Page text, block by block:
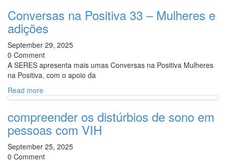
Conversas na Positiva 33 – Mulheres e
adições
September 29, 2025
0 Comment
A SERES apresenta mais umas Conversas na Positiva Mulheres
na Positiva, com o apoio da
Read more
compreender os distúrbios de sono em
pessoas com VIH
September 25, 2025
0 Comment